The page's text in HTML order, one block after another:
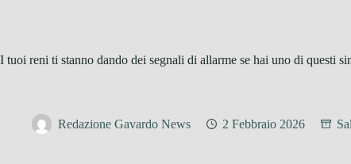
I tuoi reni ti stanno dando dei segnali di allarme se hai uno di questi
Redazione Gavardo News 2 Febbraio 2026